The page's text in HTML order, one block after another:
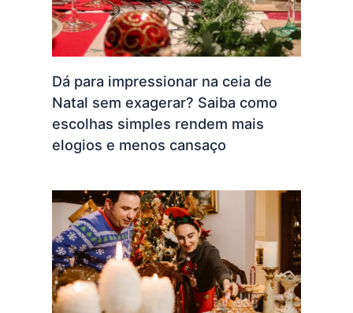
Dá para impressionar na ceia de
Natal sem exagerar? Saiba como
escolhas simples rendem mais
elogios e menos cansaço